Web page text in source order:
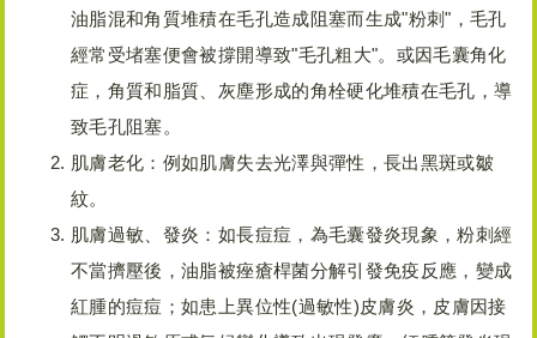
油脂混和角質堆積在毛孔造成阻塞而生成"粉刺"，毛孔
經常受堵塞便會被撐開導致"毛孔粗大"。或因毛囊角化
症，角質和脂質、灰塵形成的角栓硬化堆積在毛孔，導
致毛孔阻塞。
肌膚老化：例如肌膚失去光澤與彈性，長出黑斑或皺
紋。
肌膚過敏、發炎：如長痘痘，為毛囊發炎現象，粉刺經
不當擠壓後，油脂被痤瘡桿菌分解引發免疫反應，變成
紅腫的痘痘；如患上異位性(過敏性)皮膚炎，皮膚因接